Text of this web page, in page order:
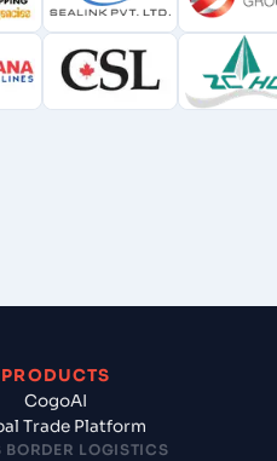
PRODUCTS
CogoAI
Trade Platform
BORDER LOGISTICS